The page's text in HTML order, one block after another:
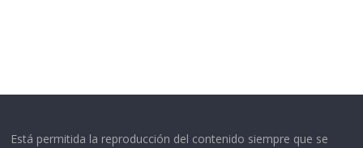
Está permitida la reproducción del contenido siempre que se